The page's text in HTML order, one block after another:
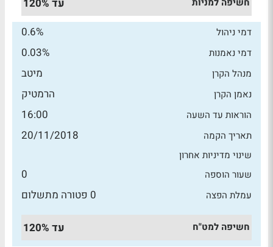
עד 120%
דמי ניהול 0.6%
דמי נאמנות 0.03%
מנהל הקרן מיטב
נאמן הקרן הרמטיק
הוראות עד השעה 16:00
תאריך הקמה 20/11/2018
שינוי מדיניות אחרון
שעור הוספה
0
עמלת הפצה 0 פטורה מתשלום
חשיפה למט"ח עד 120%